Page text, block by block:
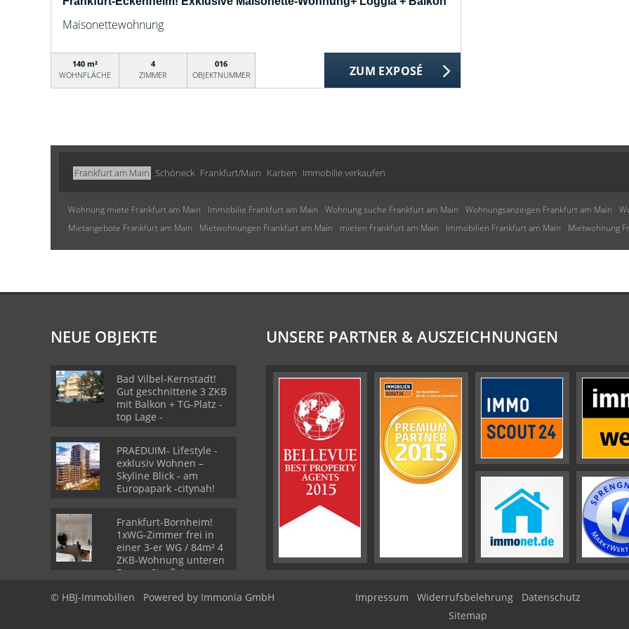
Maisonettewohnung
140 m²
WOHNFLÄCHE
4
ZIMMER
016
OBJEKTNUMMER
ZUM EXPOSÉ
Frankfurt am Main Schöneck Frankfurt/Main Karben Immobilie verkaufen
Wohnung miete Frankfurt am Main Immobilie Frankfurt am Main Wohnung suche Frankfurt am Main Wohnungsanzeigen Frankfurt am Main
Mietangebote Frankfurt am Main
Mietwohnungen Frankfurt am Main mieten Frankfurt am Main Immobilien Frankfurt am Main Mietwohnung
NEUE OBJEKTE
Bad Vilbel-Kernstadt!
Gut geschnittene 3 ZKB
mit Balkon + TG-Platz -
top Lage -
PRAEDUIM- Lifestyle -
exklusiv Wohnen –
Skyline Blick - am
Europapark -citynah!
Frankfurt-Bornheim!
1xWG-Zimmer frei in
einer 3-er WG / 84m² 4
ZKB-Wohnung unteren
Berger Straße!
UNSERE PARTNER & AUSZEICHNUNGEN
© HBJ-Immobilien Powered by Immonia GmbH Impressum Widerrufsbelehrung
Datenschutz
Sitemap